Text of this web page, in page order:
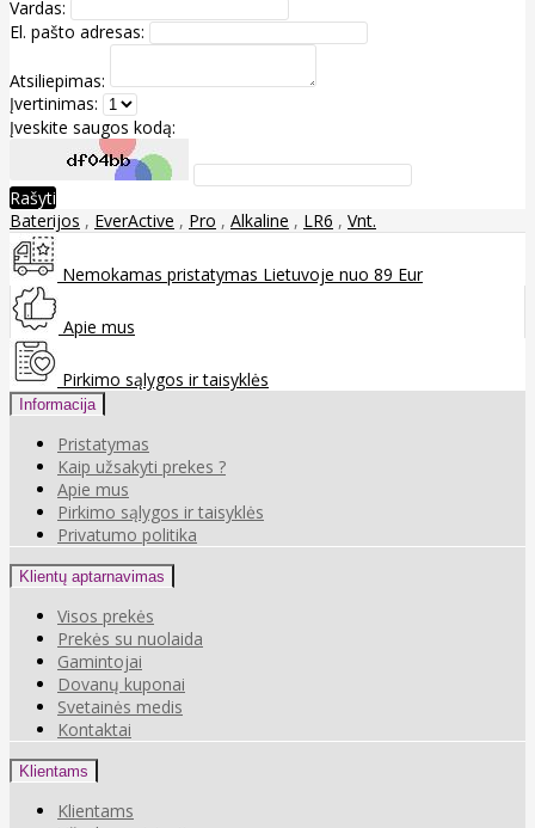
Vardas:
El. pašto adresas:
Atsiliepimas:
Įvertinimas:
Įveskite saugos kodą:
Rašyti
Baterijos , EverActive , Pro , Alkaline , LR6 , Vnt.
Nemokamas pristatymas Lietuvoje nuo 89 Eur
Apie mus
Pirkimo sąlygos ir taisyklės
Informacija
Pristatymas
Kaip užsakyti prekes ?
Apie mus
Pirkimo sąlygos ir taisyklės
Privatumo politika
Klientų aptarnavimas
Visos prekės
Prekės su nuolaida
Gamintojai
Dovanų kuponai
Svetainės medis
Kontaktai
Klientams
Klientams